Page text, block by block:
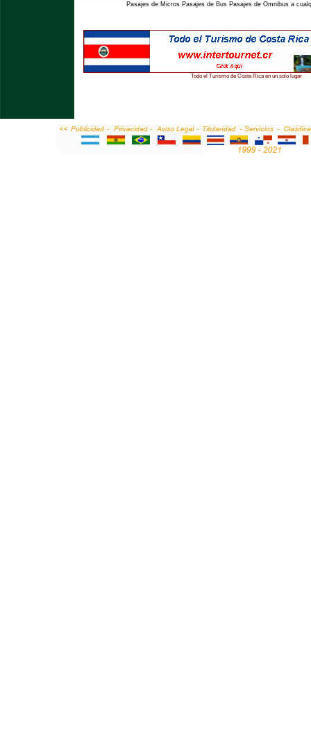
Pasajes de Micros Pasajes de Bus Pasajes de Omnibus a
Todo el Turismo de Costa Rica en un solo lugar